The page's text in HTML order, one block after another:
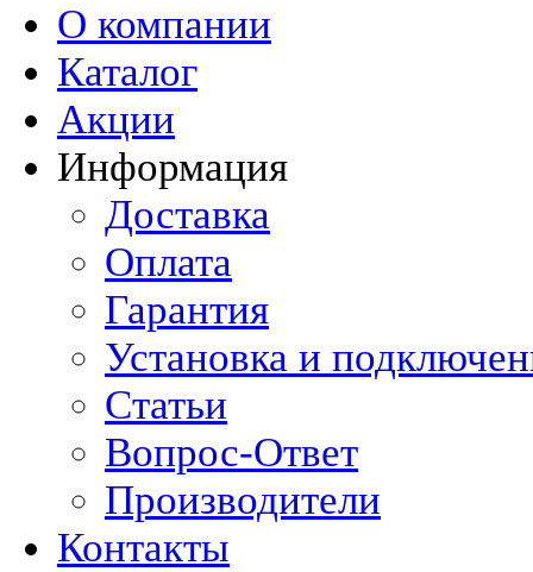
О компании
Каталог
Акции
Информация
Доставка
Оплата
Гарантия
Установка и
Статьи
Вопрос-Ответ
Производители
Контакты